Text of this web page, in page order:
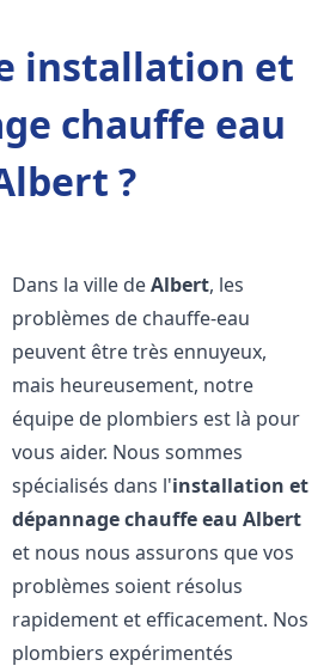
installation et
chauffe eau
?
Dans la ville deAlbert, les
problèmes de chauffe-eau
peuvent être très ennuyeux,
mais heureusement, notre
équipe de plombiers est là pour
vous aider. Nous sommes
spécialisés dans l'installation et
dépannage chauffe eau Albert
et nous nous assurons que vos
problèmes soient résolus
rapidement et efficacement. Nos
plombiers expérimentés